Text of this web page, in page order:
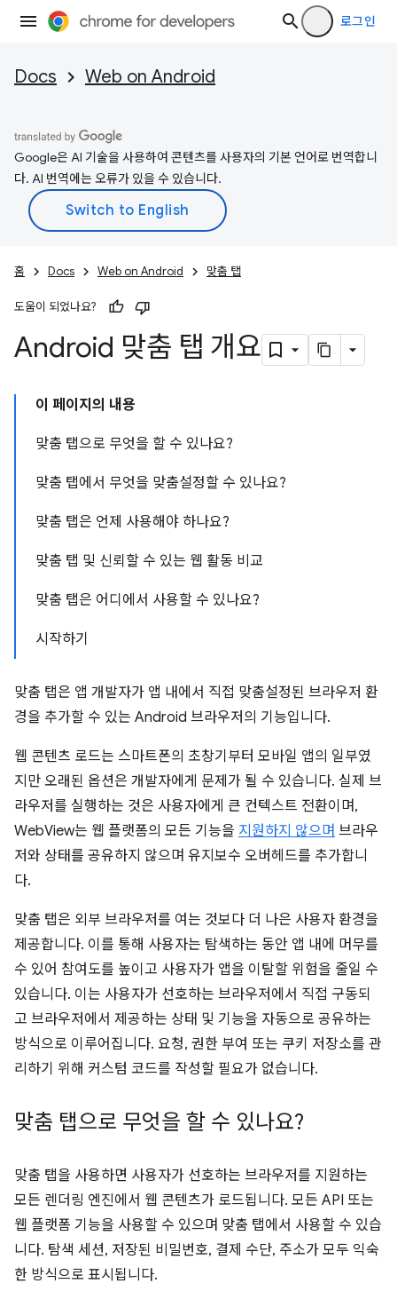
로그인
Docs Web on Android
Google은 AI 기술을 사용하여 콘텐츠를 사용자의 기본 언어로 번역합니
다. AI 번역에는 오류가 있을 수 있습니다.
홈 Docs Web on Android 맞춤 탭
도움이 되었나요?
Android 맞춤 탭 개요
이 페이지의 내용
맞춤 탭으로 무엇을 할 수 있나요?
맞춤 탭에서 무엇을 맞춤설정할 수 있나요?
맞춤 탭은 언제 사용해야 하나요?
맞춤 탭 및 신뢰할 수 있는 웹 활동 비교
맞춤 탭은 어디에서 사용할 수 있나요?
시작하기
맞춤 탭은 앱 개발자가 앱 내에서 직접 맞춤설정된 브라우저 환
경을 추가할 수 있는 Android 브라우저의 기능입니다.
웹 콘텐츠 로드는 스마트폰의 초창기부터 모바일 앱의 일부였
지만 오래된 옵션은 개발자에게 문제가 될 수 있습니다. 실제 브
라우저를 실행하는 것은 사용자에게 큰 컨텍스트 전환이며,
WebView는 웹 플랫폼의 모든 기능을 지원하지 않으며 브라우
저와 상태를 공유하지 않으며 유지보수 오버헤드를 추가합니
다.
맞춤 탭은 외부 브라우저를 여는 것보다 더 나은 사용자 환경을
제공합니다. 이를 통해 사용자는 탐색하는 동안 앱 내에 머무를
수 있어 참여도를 높이고 사용자가 앱을 이탈할 위험을 줄일 수
있습니다. 이는 사용자가 선호하는 브라우저에서 직접 구동되
고 브라우저에서 제공하는 상태 및 기능을 자동으로 공유하는
방식으로 이루어집니다. 요청, 권한 부여 또는 쿠키 저장소를 관
리하기 위해 커스텀 코드를 작성할 필요가 없습니다.
맞춤 탭으로 무엇을 할 수 있나요?
맞춤 탭을 사용하면 사용자가 선호하는 브라우저를 지원하는
모든 렌더링 엔진에서 웹 콘텐츠가 로드됩니다. 모든 API 또는
웹 플랫폼 기능을 사용할 수 있으며 맞춤 탭에서 사용할 수 있습
니다. 탐색 세션, 저장된 비밀번호, 결제 수단, 주소가 모두 익숙
한 방식으로 표시됩니다.